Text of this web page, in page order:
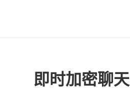
即时加密聊天